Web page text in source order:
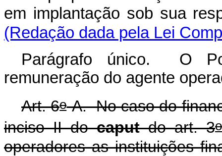
em implantação
(Redação dada pela Lei
Parágrafo único. O
remuneração do agente
Art. 6o-A. No caso do
inciso II docaputdo art. 3o
operadores as instituições